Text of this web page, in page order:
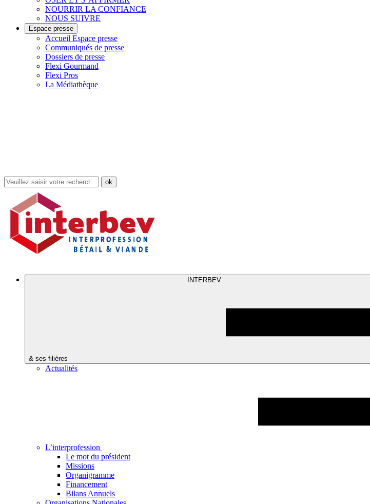
NOURRIR LA CONFIANCE
NOUS SUIVRE
Espace presse
Accueil Espace presse
Communiqués de presse
Dossiers de presse
Flexi Gourmand
Flexi Pros
La Médiathèque
Rechercher
dans
site
INTERBEV
& ses filières
Actualités
L’interprofession
Le mot du président
Missions
Organigramme
Financement
Bilans Annuels